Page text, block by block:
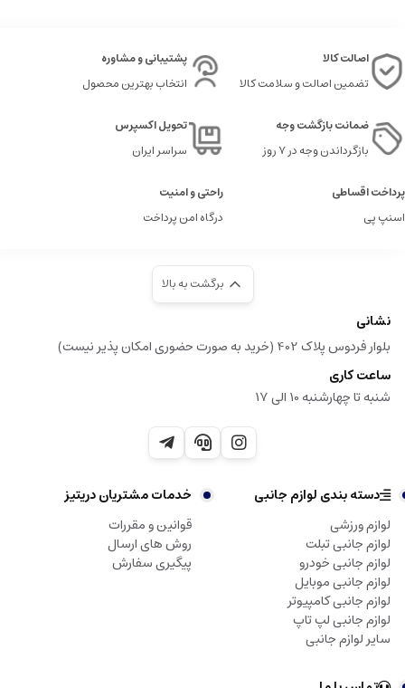
اصالت کالا
تضمین اصالت و سلامت کالا
پشتیبانی و مشاوره
انتخاب بهترین محصول
ضمانت بازگشت وجه
بازگرداندن وجه در ۷ روز
تحویل اکسپرس
سراسر ایران
پرداخت اقساطی
اسنپ پی
راحتی و امنیت
درگاه امن پرداخت
برگشت به بالا
نشانی
بلوار فردوس پلاک 402 (خرید به صورت حضوری امکان پذیر نیست)
ساعت کاری
شنبه تا چهارشنبه 10 الی 17
دسته بندی لوازم جانبی
لوازم ورزشی
لوازم جانبی تبلت
لوازم جانبی خودرو
لوازم جانبی موبایل
لوازم جانبی کامپیوتر
لوازم جانبی لپ تاپ
سایر لوازم جانبی
خدمات مشتریان دریتیز
قوانین و مقررات
روش های ارسال
پیگیری سفارش